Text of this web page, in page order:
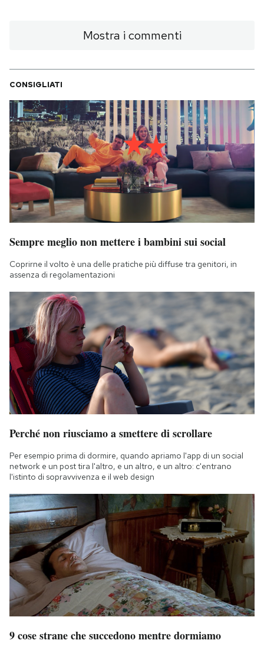
Mostra i commenti
CONSIGLIATI
Sempre meglio non mettere i bambini sui social
Coprirne il volto è una delle pratiche più diffuse tra genitori, in
assenza di regolamentazioni
Perché non riusciamo a smettere di scrollare
Per esempio prima di dormire, quando apriamo l'app di un social
network e un post tira l'altro, e un altro, e un altro: c'entrano
l'istinto di sopravvivenza e il web design
9 cose strane che succedono mentre dormiamo